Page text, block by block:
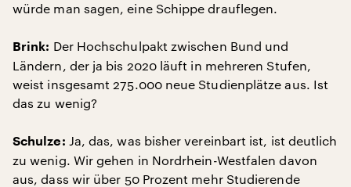
würde man sagen, eine Schippe drauflegen.
Brink: Der Hochschulpakt zwischen Bund und
Ländern, der ja bis 2020 läuft in mehreren Stufen,
weist insgesamt 275.000 neue Studienplätze aus. Ist
das zu wenig?
Schulze: Ja, das, was bisher vereinbart ist, ist deutlich
zu wenig. Wir gehen in Nordrhein-Westfalen davon
aus, dass wir über 50 Prozent mehr Studierende